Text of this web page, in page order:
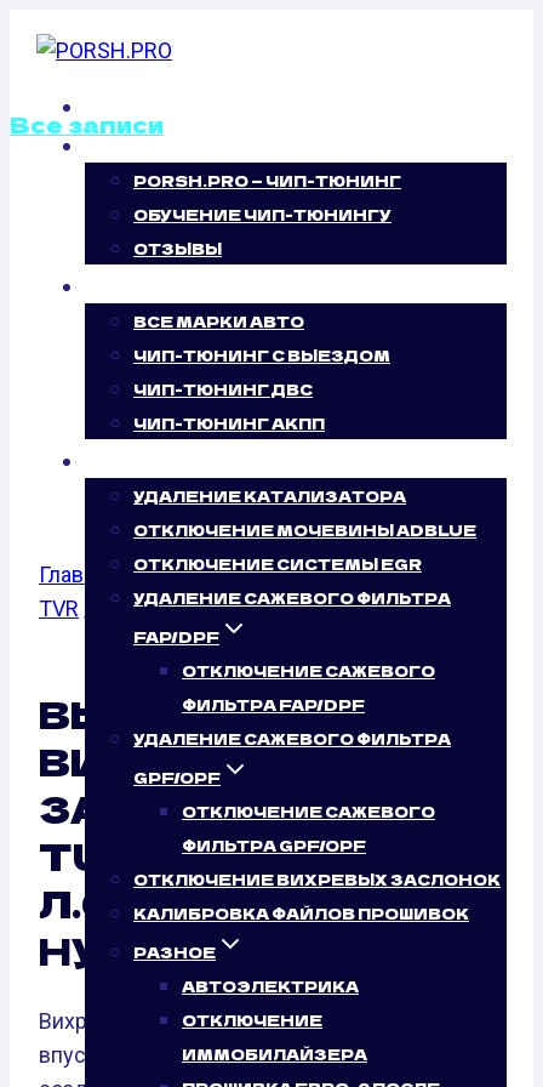
PORSH.PRO — ЧИП-ТЮНИНГ
ОБУЧЕНИЕ ЧИП-ТЮНИНГУ
ОТЗЫВЫ
ВСЕ МАРКИ АВТО
ЧИП-ТЮНИНГ С ВЫЕЗДОМ
ЧИП-ТЮНИНГ ДВС
ЧИП-ТЮНИНГ АКПП
УДАЛЕНИЕ КАТАЛИЗАТОРА
ОТКЛЮЧЕНИЕ МОЧЕВИНЫ ADBLUE
ОТКЛЮЧЕНИЕ СИСТЕМЫ EGR
УДАЛЕНИЕ САЖЕВОГО ФИЛЬТРА
FAP/DPF
ОТКЛЮЧЕНИЕ САЖЕВОГО
ФИЛЬТРА FAP/DPF
УДАЛЕНИЕ САЖЕВОГО ФИЛЬТРА
GPF/OPF
ОТКЛЮЧЕНИЕ САЖЕВОГО
ФИЛЬТРА GPF/OPF
ОТКЛЮЧЕНИЕ ВИХРЕВЫХ ЗАСЛОНОК
КАЛИБРОВКА ФАЙЛОВ ПРОШИВОК
РАЗНОЕ
АВТОЭЛЕКТРИКА
ОТКЛЮЧЕНИЕ
ИММОБИЛАЙЗЕРА
Все записи
ОТКЛЮЧЕНИЕ
ВИХРЕВЫХ
ЗАСЛОНОК
TVR TUSCAN
3.6 (355 Л.С.)
Главная /Отключение вихревых заслонок
TVR
Tuscan/ 3.6
ВЫКЛЮЧЕНИЕ
ВИХРЕВЫХ
ЗАСЛОНОК TVR
TUSCAN 3.6 (355
Л.С.): ТАК ЛИ ЭТО
НУЖНО АВТО?
Вихревые заслонки — это элементы
впускного коллектора, созданные для